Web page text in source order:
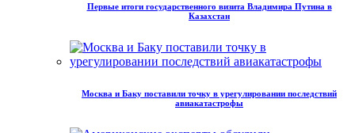
Первые итоги государственного визита Владимира Путина в
Казахстан
Москва и Баку поставили точку в урегулировании последствий
авиакатастрофы